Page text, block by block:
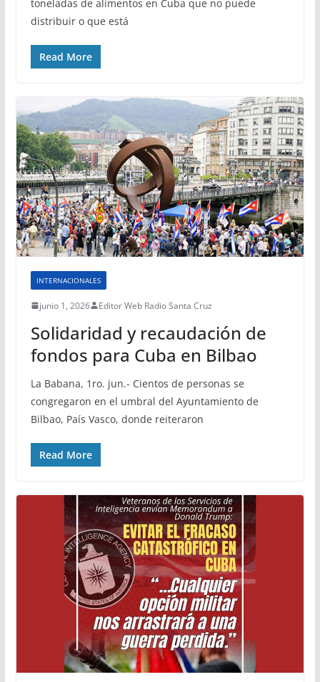
toneladas de alimentos en Cuba que no puede
distribuir o que está
Read More
INTERNACIONALES
junio 1, 2026 Editor Web Radio Santa Cruz
Solidaridad y recaudación de
fondos para Cuba en Bilbao
La Babana, 1ro. jun.- Cientos de personas se
congregaron en el umbral del Ayuntamiento de
Bilbao, País Vasco, donde reiteraron
Read More